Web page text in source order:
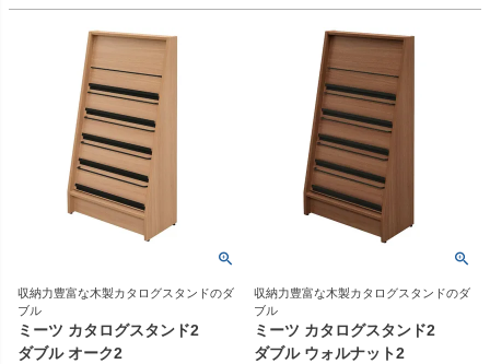
収納力豊富な木製カタログスタンドのダ
ブル
ミーツ カタログスタンド2
ダブル オーク2
収納力豊富な木製カタログスタンドのダ
ブル
ミーツ カタログスタンド2
ダブル ウォルナット2